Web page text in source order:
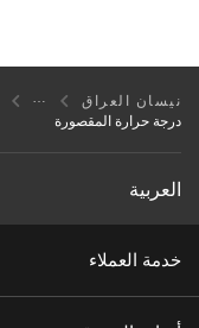
نيسان العراق
درجة حرارة المقصورة
العربية
خدمة العملاء